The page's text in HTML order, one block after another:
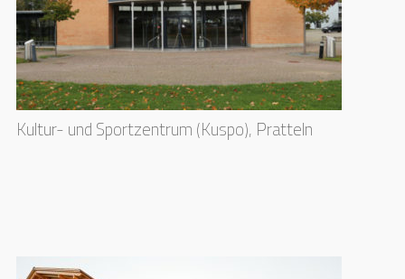
Kultur- und Sportzentrum (Kuspo), Pratteln